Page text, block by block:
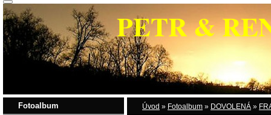
PETR &
Úvod » Fotoalbum » DOVOLENÁ »
Fotoalbum